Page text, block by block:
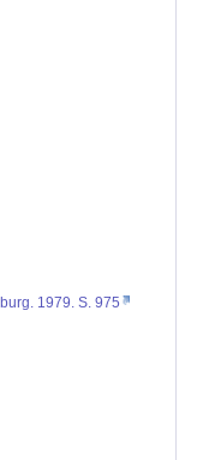
1979. S. 975